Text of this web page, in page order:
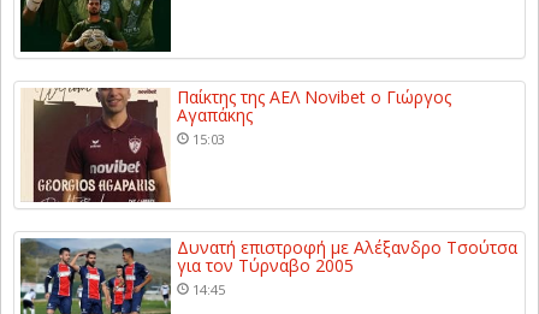
Παίκτης της ΑΕΛ Novibet ο Γιώργος
Αγαπάκης
15:03
Δυνατή επιστροφή με Αλέξανδρο Τσούτσα
για τον Τύρναβο 2005
14:45